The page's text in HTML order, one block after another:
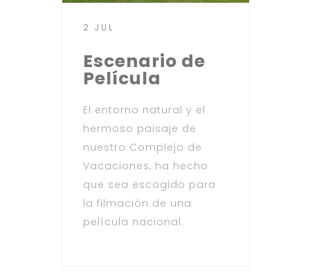
2 JUL
Escenario de
Película
El entorno natural y el
hermoso paisaje de
nuestro Complejo de
Vacaciones, ha hecho
que sea escogido para
la filmación de una
película nacional.